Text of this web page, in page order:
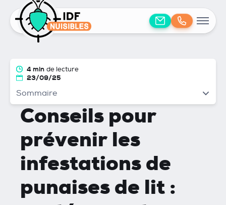
4 min de lecture
23/09/25
Sommaire
Conseils pour
prévenir les
infestations de
punaises de lit :